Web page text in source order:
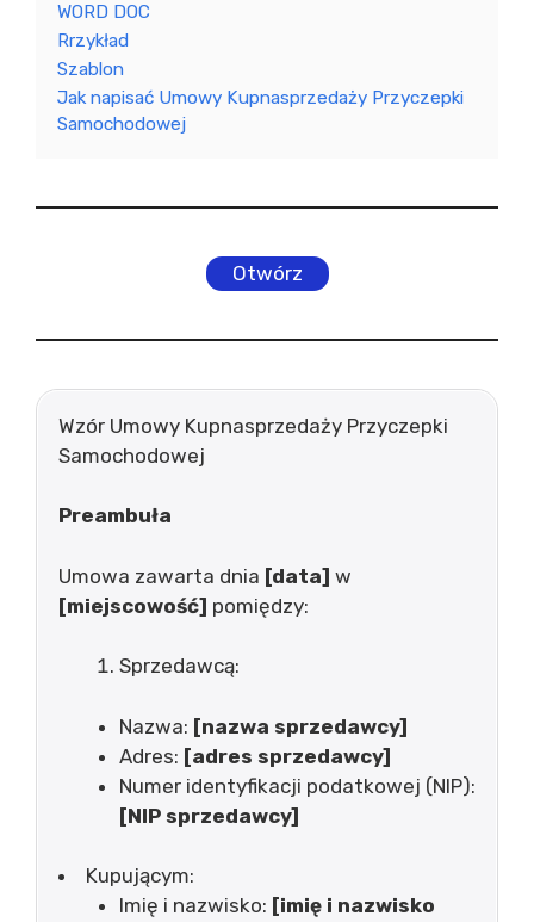
WORD DOC
Rrzykład
Szablon
Jak napisać Umowy Kupnasprzedaży Przyczepki
Samochodowej
Otwórz
Wzór Umowy Kupnasprzedaży Przyczepki
Samochodowej
Preambuła
Umowa zawarta dnia [data] w
[miejscowość] pomiędzy:
Sprzedawcą:
Nazwa: [nazwa sprzedawcy]
Adres: [adres sprzedawcy]
Numer identyfikacji podatkowej (NIP):
[NIP sprzedawcy]
Kupującym:
Imię i nazwisko: [imię i nazwisko